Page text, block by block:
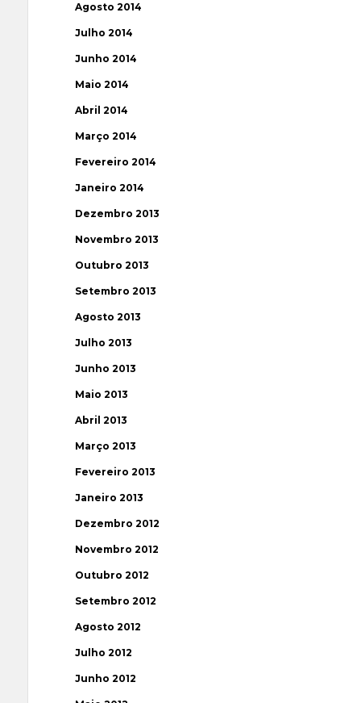
Agosto 2014
Julho 2014
Junho 2014
Maio 2014
Abril 2014
Março 2014
Fevereiro 2014
Janeiro 2014
Dezembro 2013
Novembro 2013
Outubro 2013
Setembro 2013
Agosto 2013
Julho 2013
Junho 2013
Maio 2013
Abril 2013
Março 2013
Fevereiro 2013
Janeiro 2013
Dezembro 2012
Novembro 2012
Outubro 2012
Setembro 2012
Agosto 2012
Julho 2012
Junho 2012